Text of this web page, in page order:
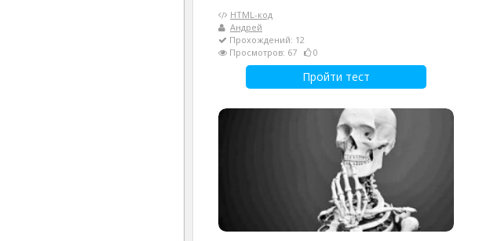
HTML-код
Андрей
Прохождений: 12
Просмотров: 67
0
Пройти тест